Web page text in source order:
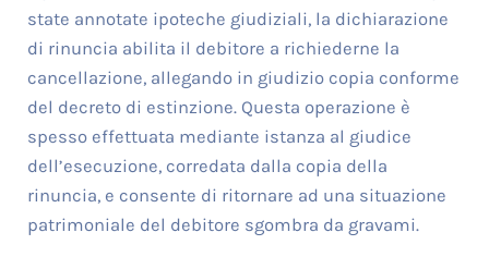
state annotate ipoteche giudiziali, la dichiarazione
di rinuncia abilita il debitore a richiederne la
cancellazione, allegando in giudizio copia conforme
del decreto di estinzione. Questa operazione è
spesso effettuata mediante istanza al giudice
dell’esecuzione, corredata dalla copia della
rinuncia, e consente di ritornare ad una situazione
patrimoniale del debitore sgombra da gravami.